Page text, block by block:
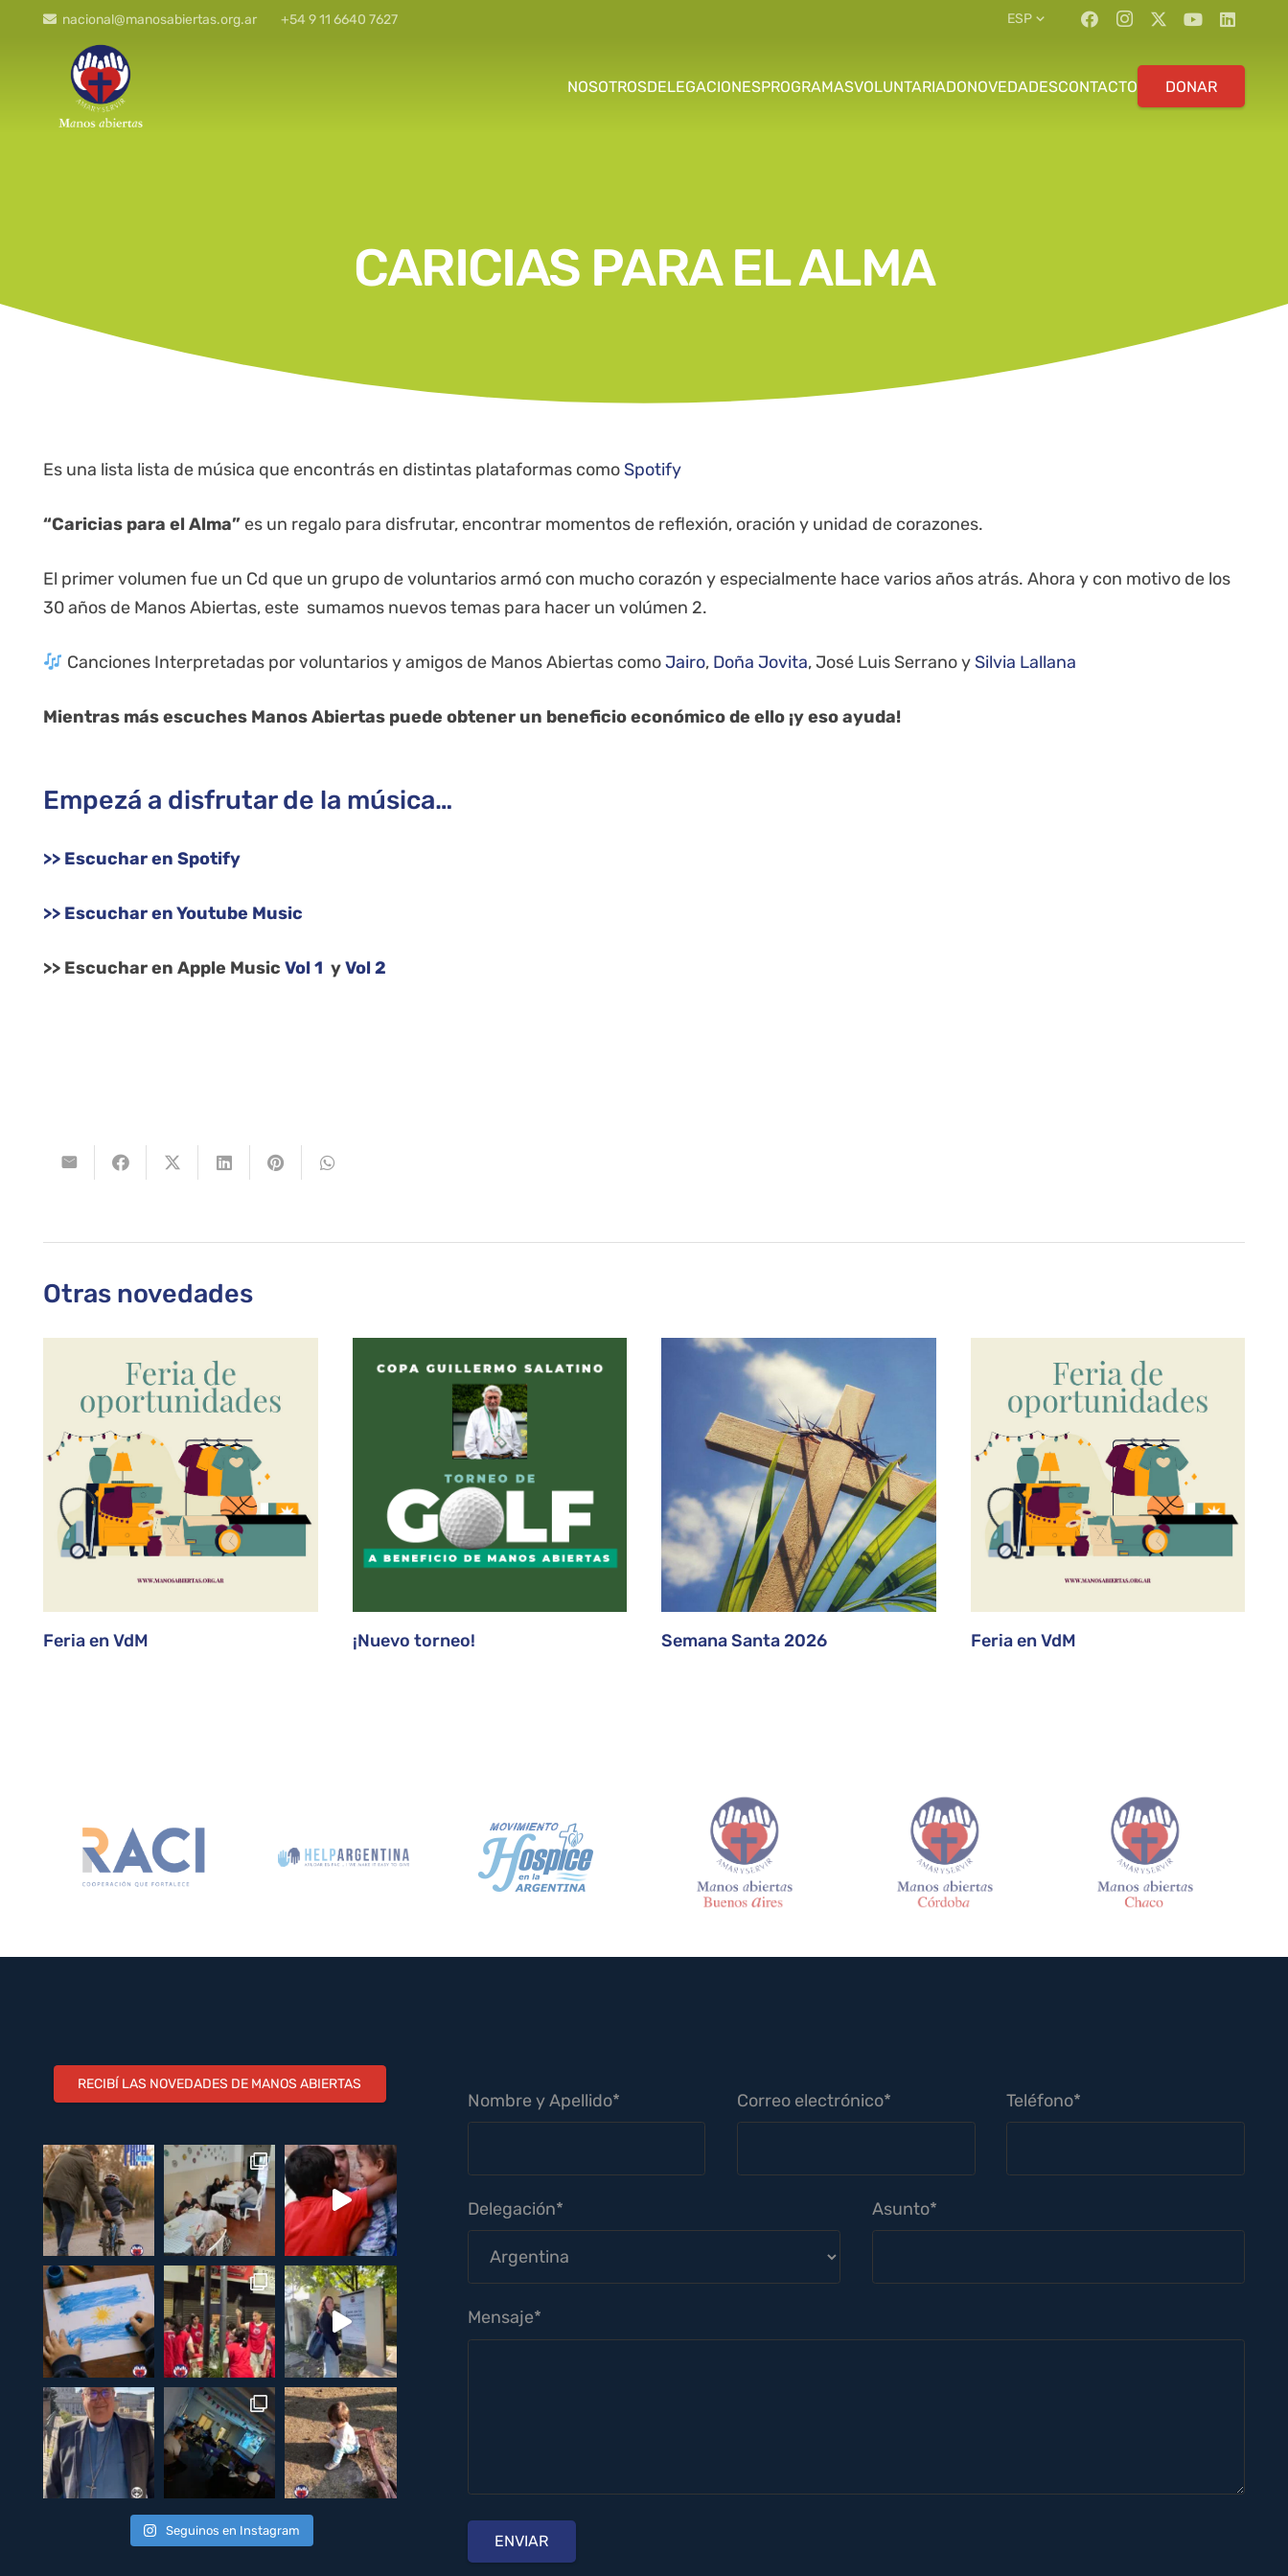
nacional@manosabiertas.org.ar +54 9 11 6640 7627 ESP
NOSOTROSDELEGACIONESPROGRAMASVOLUNTARIADONOVEDADESCONTACTO DONAR
CARICIAS PARA EL ALMA
Es una lista lista de música que encontrás en distintas plataformas como Spotify
“Caricias para el Alma” es un regalo para disfrutar, encontrar momentos de reflexión, oración y unidad de corazones.
El primer volumen fue un Cd que un grupo de voluntarios armó con mucho corazón y especialmente hace varios años atrás. Ahora y con motivo de los
30 años de Manos Abiertas, este sumamos nuevos temas para hacer un volúmen 2.
Canciones Interpretadas por voluntarios y amigos de Manos Abiertas comoJairo, Doña Jovita, José Luis Serrano y Silvia Lallana
Mientras más escuches Manos Abiertas puede obtener un beneficio económico de ello ¡y eso ayuda!
Empezá a disfrutar de la música…
>> Escuchar en Spotify
>> Escuchar en Youtube Music
>> Escuchar en Apple Music Vol 1 yVol 2
Otras novedades
Feria en VdM ¡Nuevo torneo! Semana Santa 2026 Feria en VdM
RECIBÍ LAS NOVEDADES DE MANOS ABIERTAS
Seguinos en Instagram
Nombre y Apellido* Correo electrónico* Teléfono*
Delegación* Asunto*
Mensaje*